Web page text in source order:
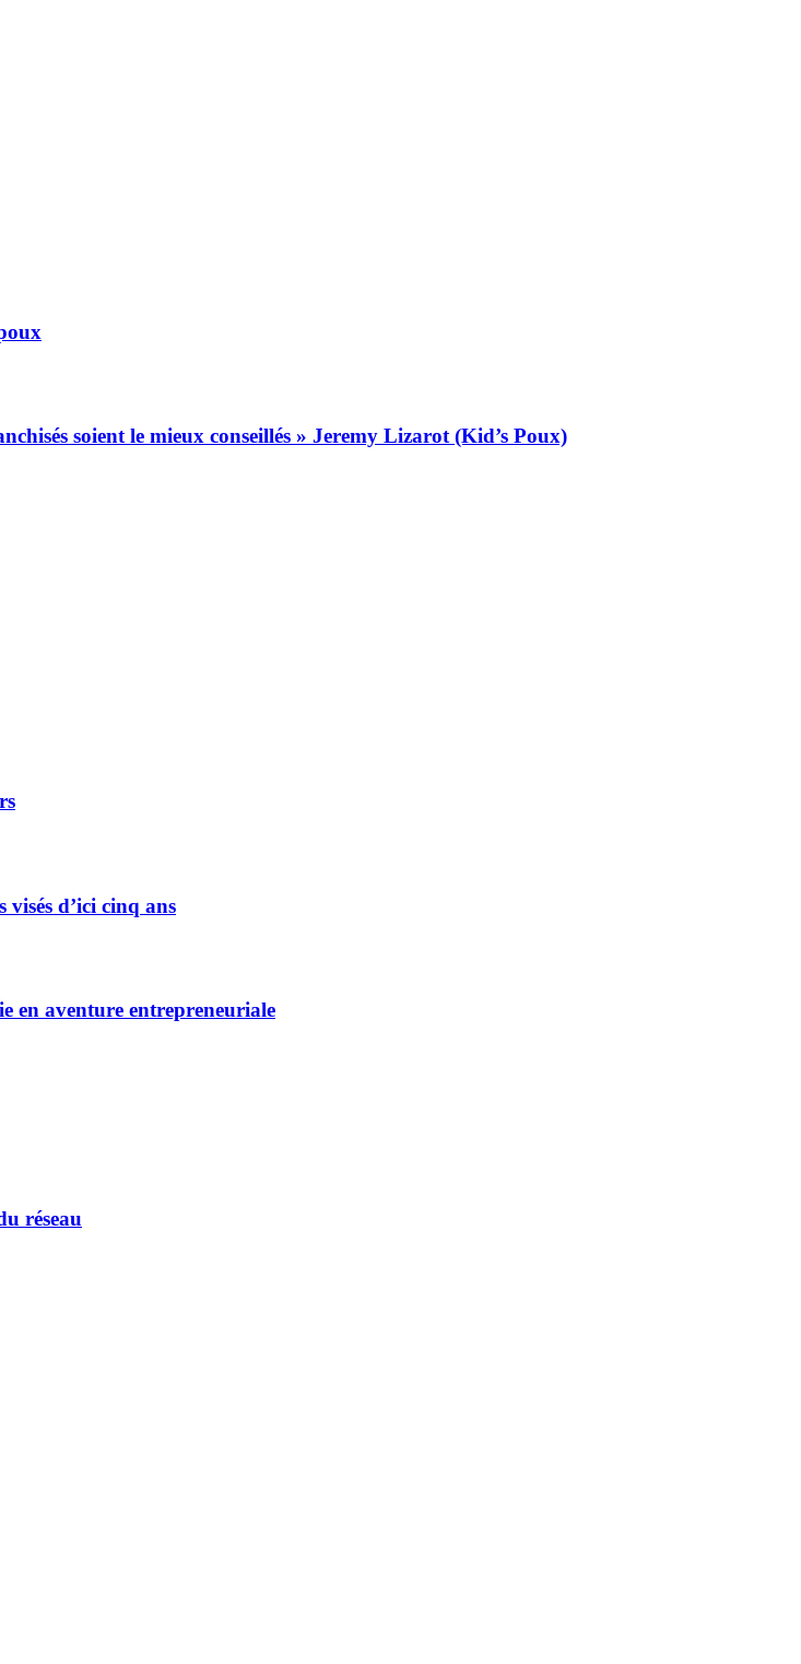
soient le mieux conseillés » Jeremy Lizarot (Kid’s Poux)
visés d’ici cinq ans
en aventure entrepreneuriale
réseau